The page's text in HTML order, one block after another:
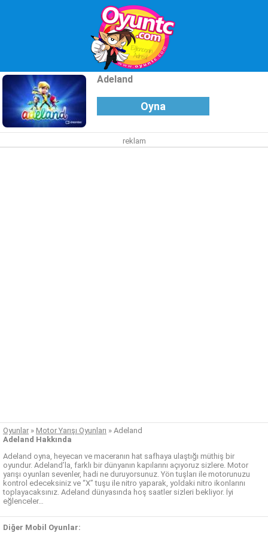
Adeland
Oyna
reklam
Oyunlar » Motor Yarışı Oyunları » Adeland
Adeland Hakkında
Adeland oyna, heyecan ve maceranın hat safhaya ulaştığı müthiş bir
oyundur. Adeland’la, farklı bir dünyanın kapılarını açıyoruz sizlere. Motor
yarışı oyunları sevenler, hadi ne duruyorsunuz. Yön tuşları ile motorunuzu
kontrol edeceksiniz ve “X” tuşu ile nitro yaparak, yoldaki nitro ikonlarını
toplayacaksınız. Adeland dünyasında hoş saatler sizleri bekliyor. İyi
eğlenceler…
Diğer Mobil Oyunlar: